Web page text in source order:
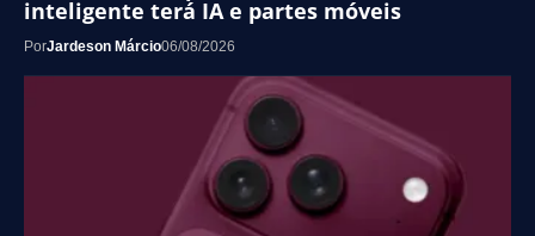
inteligente terá IA e partes móveis
PorJardeson Márcio06/08/2026